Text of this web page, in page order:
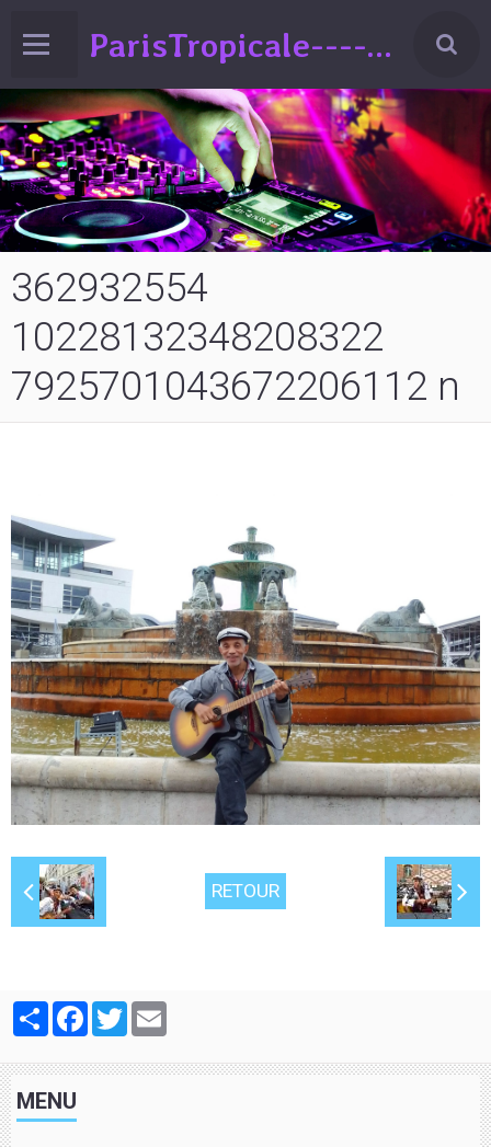
ParisTropicale-------Liberté-Egalité-Variété!!!(spectacle de Variéts Musique & Humour-sur la France-ed°2024
362932554
10228132348208322
7925701043672206112 n
RETOUR
PartagerFacebook
Twitter
MENU